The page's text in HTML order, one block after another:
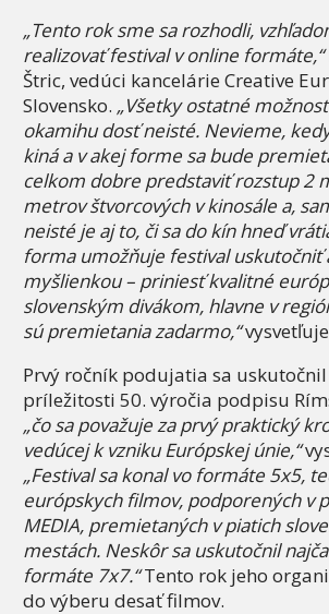
„Tento rok sme sa rozhodli,
realizovať festival v online formáte,“
Štric, vedúci kancelárie Creative
Slovensko. „Všetky ostatné
okamihu dosť neisté. Nevieme,
kiná a v akej forme sa bude
celkom dobre predstaviť rozstup 2
metrov štvorcových v kinosále a,
neisté je aj to, či sa do kín hneď
forma umožňuje festival uskutočniť
myšlienkou – priniesť kvalitné
slovenským divákom, hlavne v
sú premietania zadarmo,“
Prvý ročník podujatia sa
príležitosti 50. výročia podpisu
„čo sa považuje za prvý praktický
vedúcej k vzniku Európskej únie,“
„Festival sa konal vo formáte 5x5,
európskych filmov, podporených v
MEDIA, premietaných v piatich
mestách. Neskôr sa uskutočnil
formáte 7x7.“Tento rok jeho
do výberu desať filmov.